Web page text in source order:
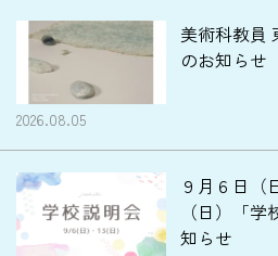
2026.08.05
美術科教
のお知らせ
９月６日（
（日）「
知らせ